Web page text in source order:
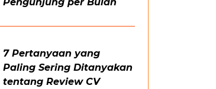
7 Pertanyaan yang
Paling Sering Ditanyakan
tentang Review CV